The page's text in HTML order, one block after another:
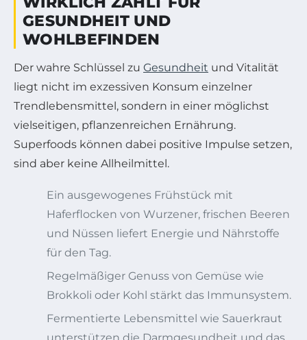
GESUNDHEIT UND
WOHLBEFINDEN
Der wahre Schlüssel zu Gesundheit und Vitalität
liegt nicht im exzessiven Konsum einzelner
Trendlebensmittel, sondern in einer möglichst
vielseitigen, pflanzenreichen Ernährung.
Superfoods können dabei positive Impulse setzen,
sind aber keine Allheilmittel.
Ein ausgewogenes Frühstück mit
Haferflocken von Wurzener, frischen Beeren
und Nüssen liefert Energie und Nährstoffe
für den Tag.
Regelmäßiger Genuss von Gemüse wie
Brokkoli oder Kohl stärkt das Immunsystem.
Fermentierte Lebensmittel wie Sauerkraut